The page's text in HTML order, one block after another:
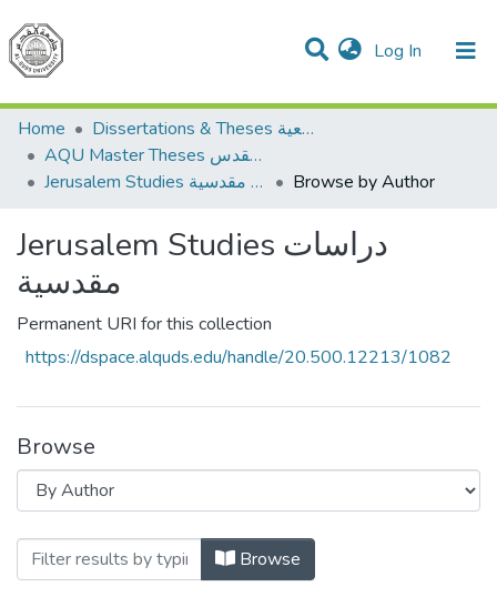
Log In (current)
Communities & Collections
All of DSpace
Home
Dissertations & Theses الرسائل الجامعية
AQU Master Theses الرسائل الجامعية الخاصة بجامعة القدس
Jerusalem Studies دراسات مقدسية
Browse by Author
Jerusalem Studies دراسات
مقدسية
Permanent URI for this collection
https://dspace.alquds.edu/handle/20.500.12213/1082
Browse
Browse